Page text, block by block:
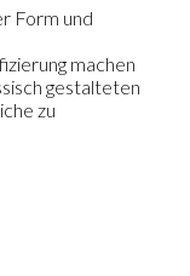
Form und
machen
gestalteten
zu